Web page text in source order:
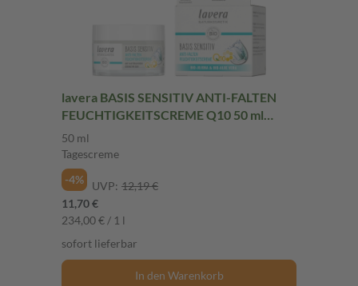
lavera BASIS SENSITIV ANTI-FALTEN
FEUCHTIGKEITSCREME Q10 50 ml
Tagescreme
50 ml
Tagescreme
-4%
UVP: 12,19 €
11,70 €
234,00 € / 1 l
sofort lieferbar
In den Warenkorb